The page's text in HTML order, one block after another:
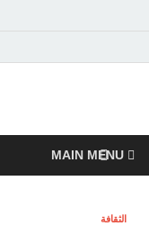
MAIN MENU
الثقافة